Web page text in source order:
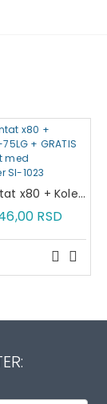
ETK implantat x80 + Kolenjak WS-75LG + GRATIS W&H Implant med fiziodispenzer SI-1023
RSD